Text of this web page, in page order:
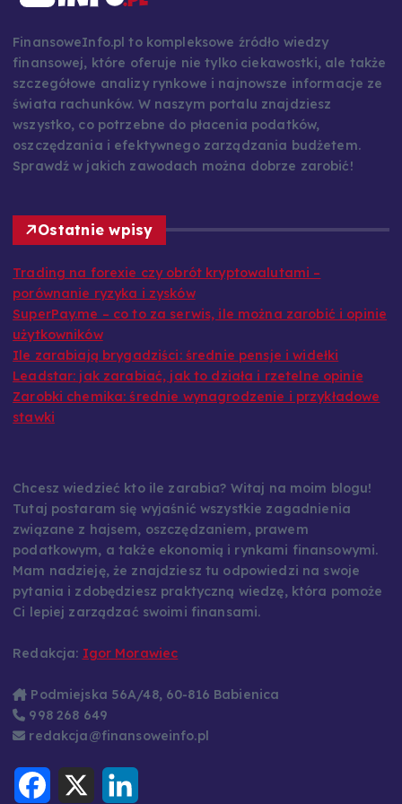
finansowej, które oferuje nie tylko ciekawostki, ale także
szczegółowe analizy rynkowe i najnowsze informacje ze
świata rachunków. W naszym portalu znajdziesz
wszystko, co potrzebne do płacenia podatków,
oszczędzania i efektywnego zarządzania budżetem.
Sprawdź w jakich zawodach można dobrze zarobić!
Ostatnie wpisy
porównanie ryzyka i zysków
SuperPay.me – co to za serwis, ile można zarobić i opinie
użytkowników
Ile zarabiają brygadziści: średnie pensje i widełki
Leadstar: jak zarabiać, jak to działa i rzetelne opinie
Zarobki chemika: średnie wynagrodzenie i przykładowe
stawki
Tutaj postaram się wyjaśnić wszystkie zagadnienia
związane z hajsem, oszczędzaniem, prawem
podatkowym, a także ekonomią i rynkami finansowymi.
Mam nadzieję, że znajdziesz tu odpowiedzi na swoje
pytania i zdobędziesz praktyczną wiedzę, która pomoże
Ci lepiej zarządzać swoimi finansami.
998 268 649
redakcja@finansoweinfo.pl
a
e